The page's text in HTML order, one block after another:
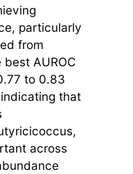
particularly
from
AUROC
to 0.83
that
across